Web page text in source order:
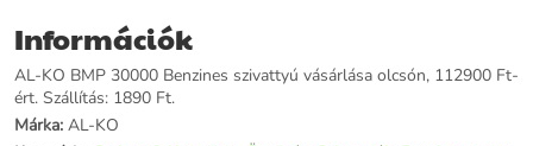
szívómélység: 6 m Max. szállítási magasság: 27 m Maximális
áramlás: 30000 l/h Nyomócsonk OG 2,0" (59,6 mm) Zajkibocsátás
dB(A): 104 Termék súlya: 26 kg
További információk>>
Információk
AL-KO BMP 30000 Benzines szivattyú vásárlása olcsón, 112900 Ft-
ért. Szállítás: 1890 Ft.
Márka: AL-KO